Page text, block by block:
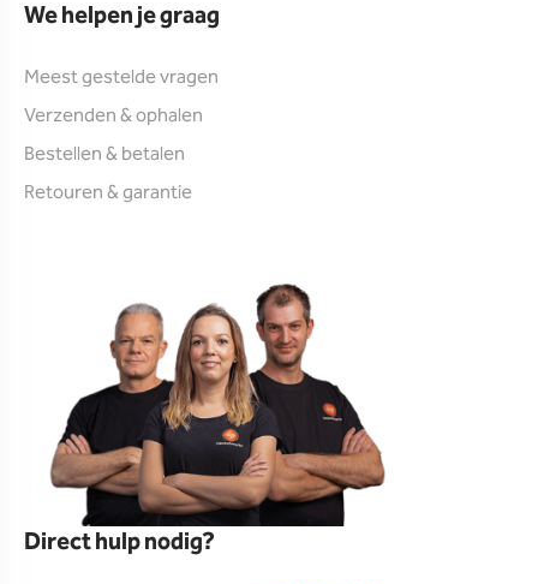
We helpen je graag
Meest gestelde vragen
Verzenden & ophalen
Bestellen & betalen
Retouren & garantie
Direct hulp nodig?